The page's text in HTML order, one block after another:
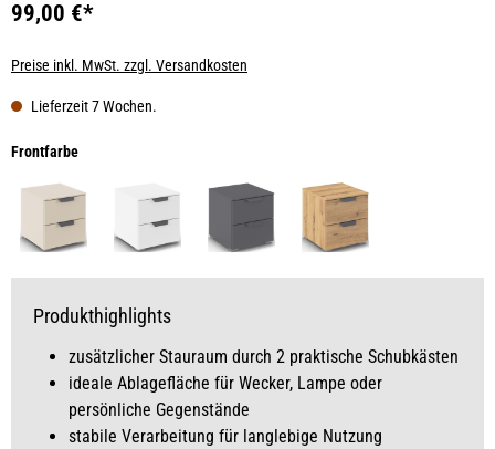
Produkthighlights
zusätzlicher Stauraum durch 2 praktische Schubkästen
ideale Ablagefläche für Wecker, Lampe oder
persönliche Gegenstände
stabile Verarbeitung für langlebige Nutzung
99,00 €*
Preise inkl. MwSt. zzgl. Versandkosten
Lieferzeit 7 Wochen.
Frontfarbeauswählen